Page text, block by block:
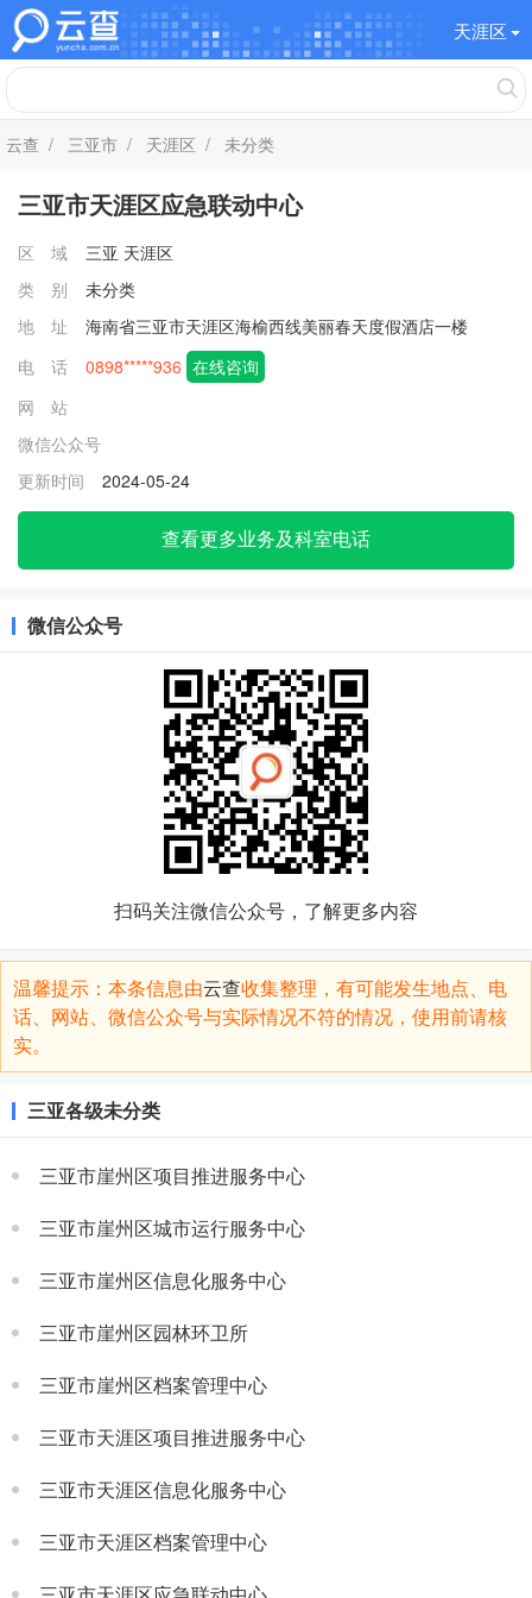
天涯区
云查 / 三亚市 / 天涯区 / 未分类
三亚市天涯区应急联动中心
区 域 三亚 天涯区
类 别
未分类
地 址
海南省三亚市天涯区海榆西线美丽春天度假酒店一楼
电 话
0898*****936 在线咨询
网 站
微信公众号
更新时间
2024-05-24
查看更多业务及科室电话
微信公众号
扫码关注微信公众号，了解更多内容
温馨提示：本条信息由云查收集整理，有可能发生地点、电
话、网站、微信公众号与实际情况不符的情况，使用前请核
实。
三亚各级未分类
三亚市崖州区项目推进服务中心
三亚市崖州区城市运行服务中心
三亚市崖州区信息化服务中心
三亚市崖州区园林环卫所
三亚市崖州区档案管理中心
三亚市天涯区项目推进服务中心
三亚市天涯区信息化服务中心
三亚市天涯区档案管理中心